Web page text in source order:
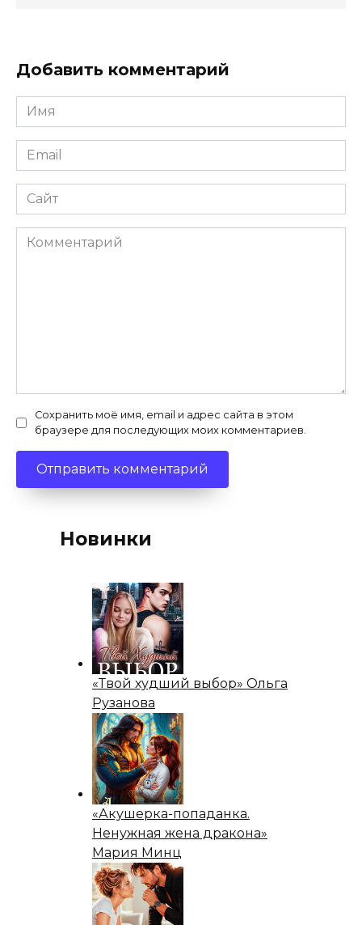
Добавить комментарий
Имя
*
Email
*
Сайт
Комментарий
Сохранить моё имя, email и адрес сайта в этом
браузере для последующих моих комментариев.
Новинки
«Твой худший выбор» Ольга
Рузанова
«Акушерка-попаданка.
Ненужная жена дракона»
Мария Минц